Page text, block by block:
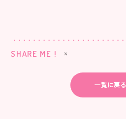
SHARE ME !
一覧に戻る